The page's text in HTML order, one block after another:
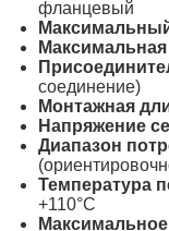
фланцевый
соединение)
Монтажная
Напряжение
Диапазон
Температура
+110°C